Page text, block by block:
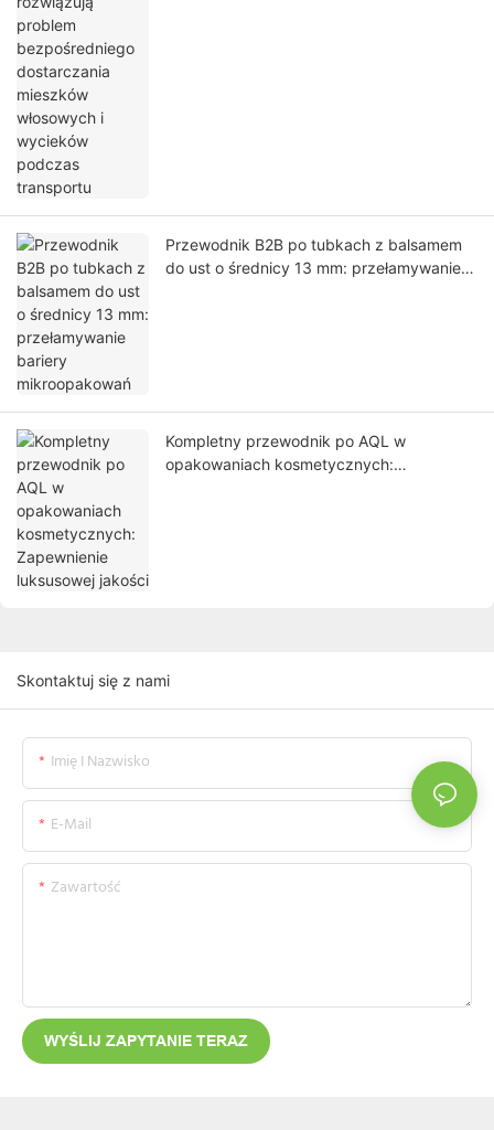
Przewodnik B2B po tubkach z balsamem
do ust o średnicy 13 mm: przełamywanie
Kompletny przewodnik po AQL w
opakowaniach kosmetycznych:
Skontaktuj się z nami
Imię I Nazwisko
E-Mail
Zawartość
WYŚLIJ ZAPYTANIE TERAZ